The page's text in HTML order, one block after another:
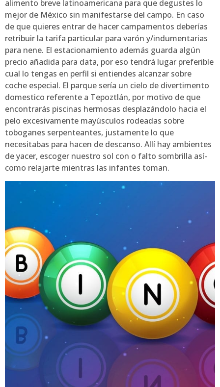
alimento breve latinoamericana para que degustes lo
mejor de México sin manifestarse del campo. En caso
de que quieres entrar de hacer campamentos deberías
retribuir la tarifa particular para varón y/indumentarias
para nene. El estacionamiento además guarda algún
precio añadida para data, por eso tendrá lugar preferible
cual lo tengas en perfil si entiendes alcanzar sobre
coche especial. El parque serí­a un cielo de divertimento
domestico referente a Tepoztlán, por motivo de que
encontrarás piscinas hermosas desplazándolo hacia el
pelo excesivamente mayúsculos rodeadas sobre
toboganes serpenteantes, justamente lo que
necesitabas para hacen de descanso. Allí hay ambientes
de yacer, escoger nuestro sol con o falto sombrilla así­
como relajarte mientras las infantes toman.